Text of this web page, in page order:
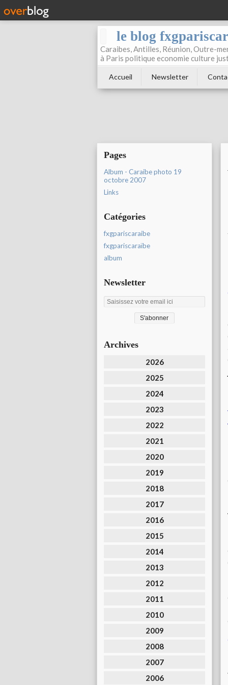
le blog
Caraibes, Antilles, Réunion, Outre-
à Paris politique economie culture
Accueil Newsletter
Pages
Album - Caraibe photo 19
octobre 2007
Links
Catégories
fxgpariscaraibe
fxgpariscaraïbe
album
Newsletter
Archives
2026
2025
2024
2023
2022
2021
2020
2019
2018
2017
2016
2015
2014
2013
2012
2011
2010
2009
2008
2007
2006